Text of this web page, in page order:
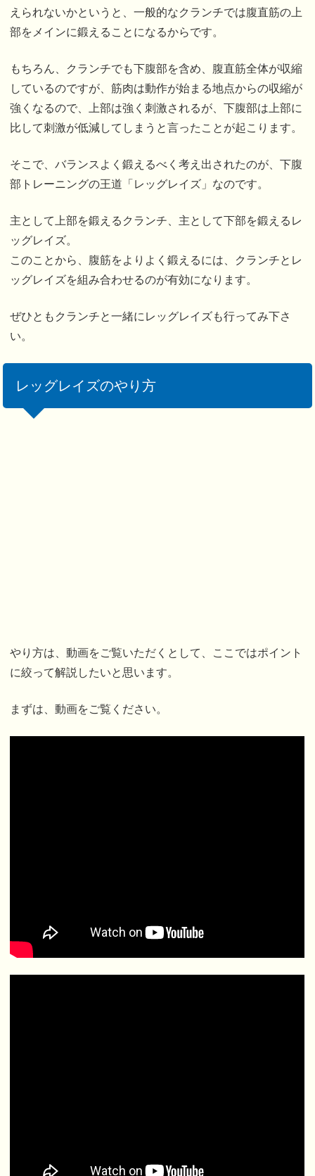
えられないかというと、一般的なクランチでは腹直筋の上
部をメインに鍛えることになるからです。
もちろん、クランチでも下腹部を含め、腹直筋全体が収縮
しているのですが、筋肉は動作が始まる地点からの収縮が
強くなるので、上部は強く刺激されるが、下腹部は上部に
比して刺激が低減してしまうと言ったことが起こります。
そこで、バランスよく鍛えるべく考え出されたのが、下腹
部トレーニングの王道「レッグレイズ」なのです。
主として上部を鍛えるクランチ、主として下部を鍛えるレ
ッグレイズ。
このことから、腹筋をよりよく鍛えるには、クランチとレ
ッグレイズを組み合わせるのが有効になります。
ぜひともクランチと一緒にレッグレイズも行ってみ下さ
い。
レッグレイズのやり方
やり方は、動画をご覧いただくとして、ここではポイント
に絞って解説したいと思います。
まずは、動画をご覧ください。